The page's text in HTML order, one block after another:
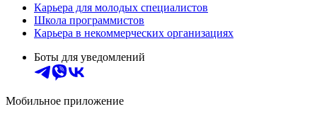
Карьера для молодых специалистов
Школа программистов
Карьера в некоммерческих организациях
Боты для уведомлений
Мобильное приложение